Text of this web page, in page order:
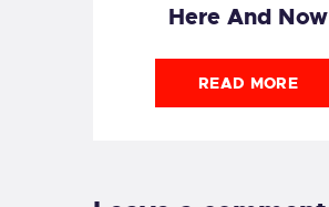
Here And Now
READ MORE